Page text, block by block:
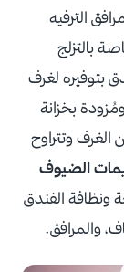
الترفيه
بالتزلج
بتوفيره لغرف
بخزانة
ويوجد 3 أنواع من الغرف وتتراوح
الضيوف
ونظافة الفندق
والمرافق.